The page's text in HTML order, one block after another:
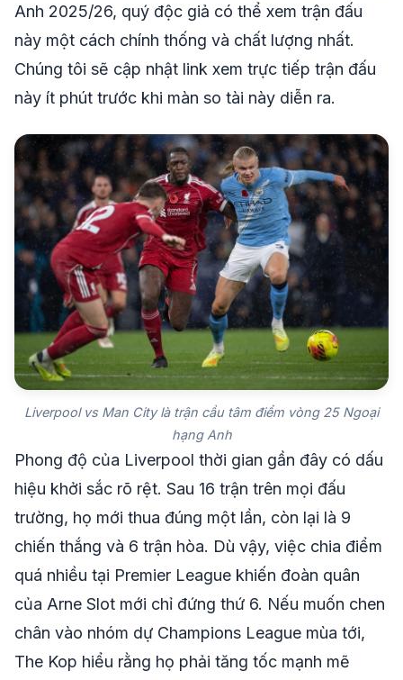
Anh 2025/26, quý độc giả có thể xem trận đấu
này một cách chính thống và chất lượng nhất.
Chúng tôi sẽ cập nhật link xem trực tiếp trận đấu
này ít phút trước khi màn so tài này diễn ra.
Liverpool vs Man City là trận cầu tâm điểm vòng 25 Ngoại
hạng Anh
Phong độ của Liverpool thời gian gần đây có dấu
hiệu khởi sắc rõ rệt. Sau 16 trận trên mọi đấu
trường, họ mới thua đúng một lần, còn lại là 9
chiến thắng và 6 trận hòa. Dù vậy, việc chia điểm
quá nhiều tại Premier League khiến đoàn quân
của Arne Slot mới chỉ đứng thứ 6. Nếu muốn chen
chân vào nhóm dự Champions League mùa tới,
The Kop hiểu rằng họ phải tăng tốc mạnh mẽ